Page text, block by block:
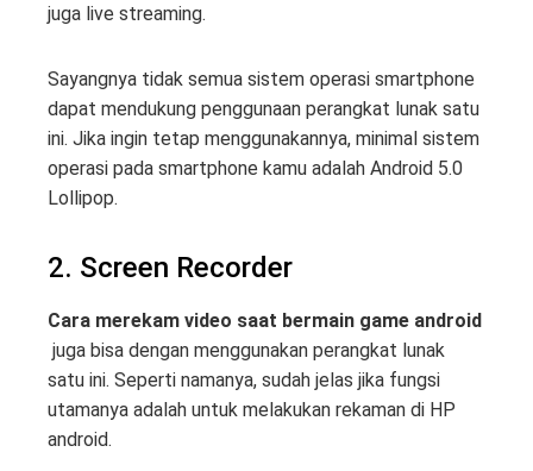
juga live streaming.
Sayangnya tidak semua sistem operasi smartphone
dapat mendukung penggunaan perangkat lunak satu
ini. Jika ingin tetap menggunakannya, minimal sistem
operasi pada smartphone kamu adalah Android 5.0
Lollipop.
2. Screen Recorder
Cara merekam video saat bermain game android
juga bisa dengan menggunakan perangkat lunak
satu ini. Seperti namanya, sudah jelas jika fungsi
utamanya adalah untuk melakukan rekaman di HP
android.